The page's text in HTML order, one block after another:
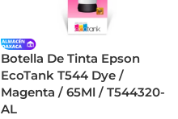
Botella De Tinta Epson
EcoTank T544 Dye /
Magenta / 65Ml / T544320-
AL